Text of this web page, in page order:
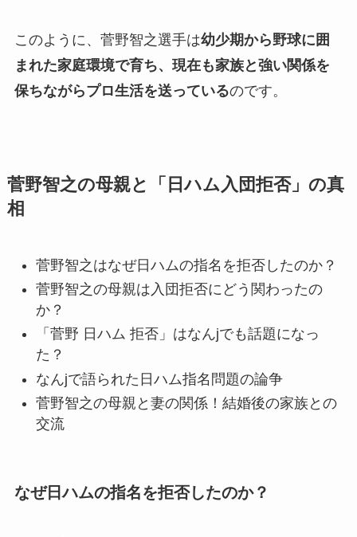
このように、菅野智之選手は幼少期から野球に囲
まれた家庭環境で育ち、現在も家族と強い関係を
保ちながらプロ生活を送っているのです。
菅野智之の母親と「日ハム入団拒否」の真
相
菅野智之はなぜ日ハムの指名を拒否したのか？
菅野智之の母親は入団拒否にどう関わったの
か？
「菅野 日ハム 拒否」はなんjでも話題になっ
た？
なんjで語られた日ハム指名問題の論争
菅野智之の母親と妻の関係！結婚後の家族との
交流
なぜ日ハムの指名を拒否したのか？